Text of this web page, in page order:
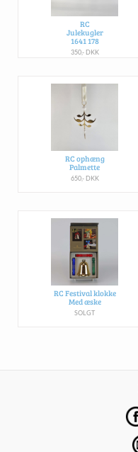
RC
Julekugler
1641 178
350,- DKK
RC ophæng
Palmette
650,- DKK
RC Festival klokke
Med æske
SOLGT